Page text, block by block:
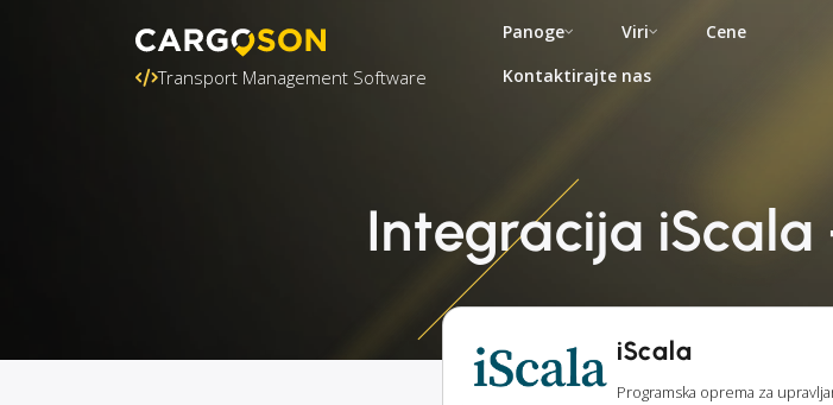
Transport Management Software
Panoge Viri
Cene
Kontaktirajte nas
Integracija iScala
iScala
Programska oprema za